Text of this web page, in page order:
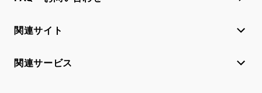
関連サイト
関連サービス